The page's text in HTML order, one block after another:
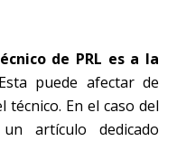
de PRL es a la
puede afectar de
En el caso del
artículo dedicado